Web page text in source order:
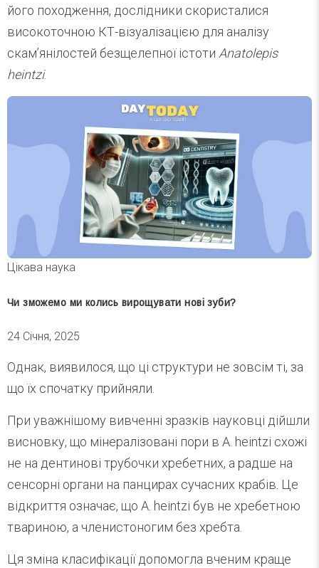
його походження, дослідники скористалися
високоточною КТ-візуалізацією для аналізу
скам’янілостей безщелепної істоти Anatolepis
heintzi.
Цікава наука
Чи зможемо ми колись вирощувати нові зуби?
24 Січня, 2025
Однак, виявилося, що ці структури не зовсім ті, за
що їх спочатку прийняли.
При уважнішому вивченні зразків науковці дійшли
висновку, що мінералізовані пори в A. heintzi схожі
не на дентинові трубочки хребетних, а радше на
сенсорні органи на панцирах сучасних крабів. Це
відкриття означає, що A. heintzi був не хребетною
твариною, а членистоногим без хребта.
Ця зміна класифікації допомогла вченим краще